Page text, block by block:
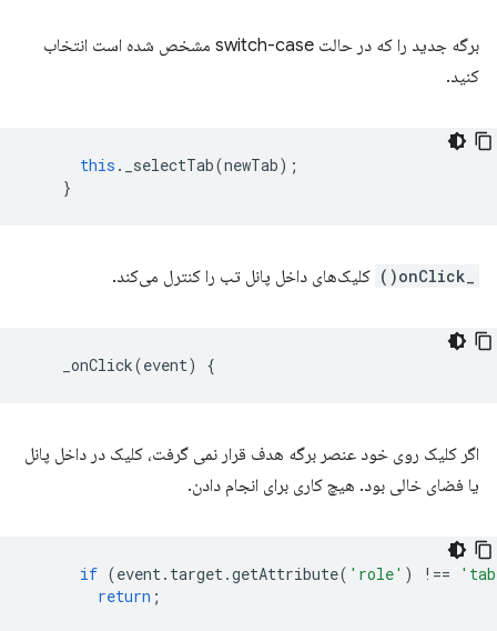
برگه جدید را که در حالت switch-case مشخص شده است انتخاب
کنید.
this . _selectTab(newTab);
}
کلیک‌های داخل پانل تب را کنترل می‌کند.
_onClick(event) {
اگر کلیک روی خود عنصر برگه هدف قرار نمی گرفت، کلیک در داخل پانل
یا فضای خالی بود. هیچ کاری برای انجام دادن.
if (event. target.getAttribute( 'role' ) !==
return ;